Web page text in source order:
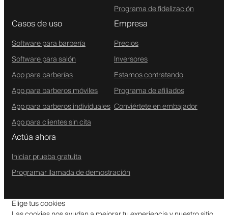
Programa de fidelización
Casos de uso
Software para barbería
Software para salón
App para barberías
App para barberos móviles
App para barberos individuales
App para clientes sin cita
Empresa
Precios
Inversores
Estamos contratando
Programa de afiliados
Conviértete en embajador
Actúa ahora
Iniciar prueba gratuita
Programar llamada de demostración
Elige tus cookies